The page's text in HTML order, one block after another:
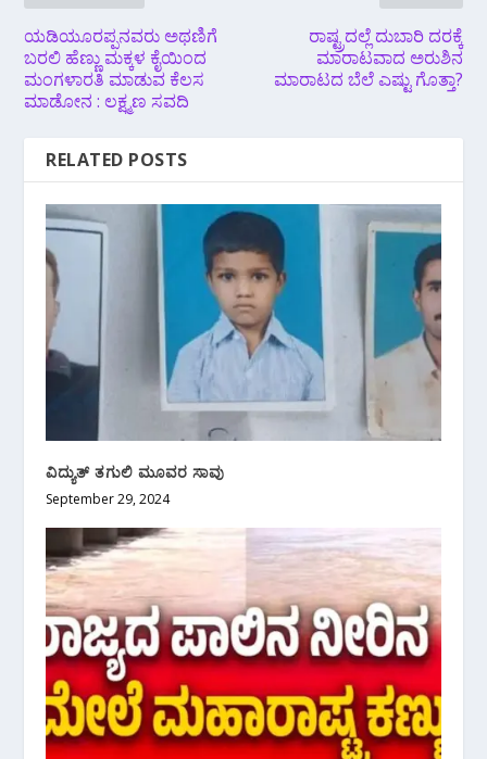
ಯಡಿಯೂರಪ್ಪನವರು ಅಥಣಿಗೆ
ಬರಲಿ ಹೆಣ್ಣು ಮಕ್ಕಳ ಕೈಯಿಂದ
ಮಂಗಳಾರತಿ ಮಾಡುವ ಕೆಲಸ
ಮಾಡೋನ : ಲಕ್ಷ್ಮಣ ಸವದಿ
ರಾಷ್ಟ್ರದಲ್ಲೆ ದುಬಾರಿ ದರಕ್ಕೆ
ಮಾರಾಟವಾದ ಅರುಶಿನ
ಮಾರಾಟದ ಬೆಲೆ ಎಷ್ಟು ಗೊತ್ತಾ?
RELATED POSTS
ವಿದ್ಯುತ್ ತಗುಲಿ ಮೂವರ ಸಾವು
September 29, 2024